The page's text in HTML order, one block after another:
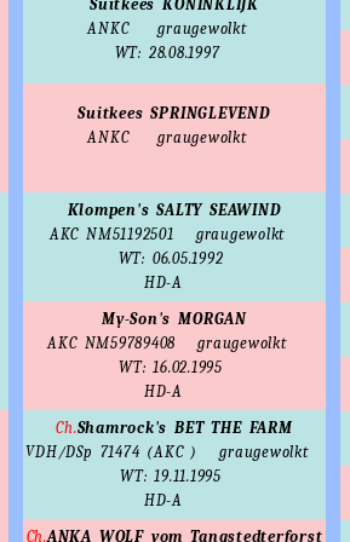
Suitkees KONINKLIJK
ANKC
graugewolkt
WT: 28.08.1997
Suitkees SPRINGLEVEND
ANKC
graugewolkt
Klompen's SALTY SEAWIND
AKC NM51192501
graugewolkt
WT: 06.05.1992
HD-A
My-Son's MORGAN
AKC NM59789408
graugewolkt
WT: 16.02.1995
HD-A
Ch.Shamrock's BET THE FARM
VDH/DSp 71474 (AKC )
graugewolkt
WT: 19.11.1995
HD-A
Ch.ANKA WOLF vom Tangstedterforst